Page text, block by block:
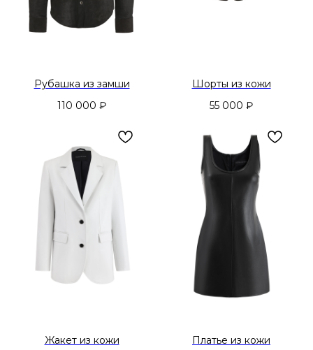
Рубашка из замши
110 000 ₽
Шорты из кожи
55 000 ₽
Жакет из кожи Платье из кожи